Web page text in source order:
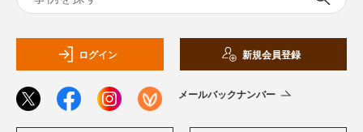
ログイン 新規会員登録
メールバックナンバー